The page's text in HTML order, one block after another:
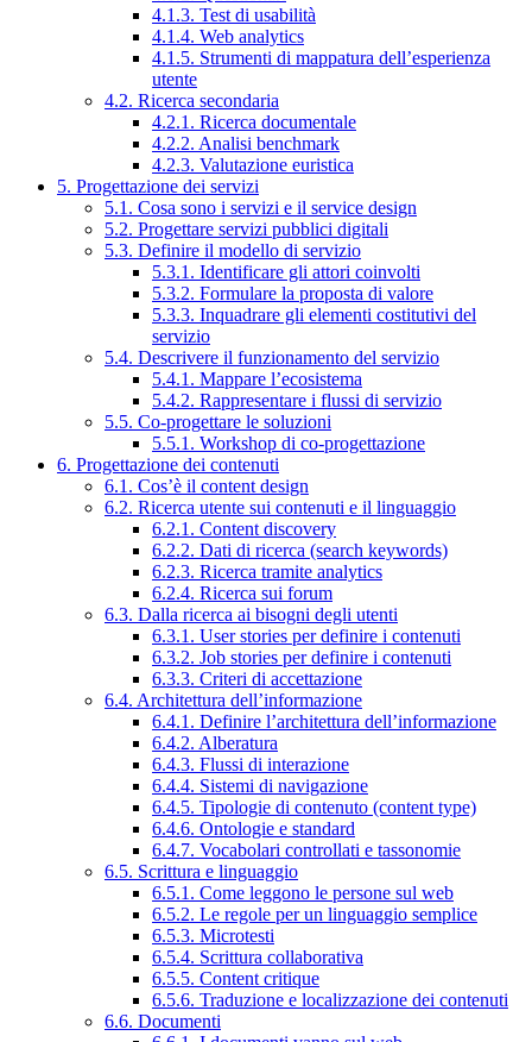
4.1.3. Test di usabilità
4.1.4. Web analytics
4.1.5. Strumenti di mappatura dell’esperienza
utente
4.2. Ricerca secondaria
4.2.1. Ricerca documentale
4.2.2. Analisi benchmark
4.2.3. Valutazione euristica
5. Progettazione dei servizi
5.1. Cosa sono i servizi e il service design
5.2. Progettare servizi pubblici digitali
5.3. Definire il modello di servizio
5.3.1. Identificare gli attori coinvolti
5.3.2. Formulare la proposta di valore
5.3.3. Inquadrare gli elementi costitutivi del
servizio
5.4. Descrivere il funzionamento del servizio
5.4.1. Mappare l’ecosistema
5.4.2. Rappresentare i flussi di servizio
5.5. Co-progettare le soluzioni
5.5.1. Workshop di co-progettazione
6. Progettazione dei contenuti
6.1. Cos’è il content design
6.2. Ricerca utente sui contenuti e il linguaggio
6.2.1. Content discovery
6.2.2. Dati di ricerca (search keywords)
6.2.3. Ricerca tramite analytics
6.2.4. Ricerca sui forum
6.3. Dalla ricerca ai bisogni degli utenti
6.3.1. User stories per definire i contenuti
6.3.2. Job stories per definire i contenuti
6.3.3. Criteri di accettazione
6.4. Architettura dell’informazione
6.4.1. Definire l’architettura dell’informazione
6.4.2. Alberatura
6.4.3. Flussi di interazione
6.4.4. Sistemi di navigazione
6.4.5. Tipologie di contenuto (content type)
6.4.6. Ontologie e standard
6.4.7. Vocabolari controllati e tassonomie
6.5. Scrittura e linguaggio
6.5.1. Come leggono le persone sul web
6.5.2. Le regole per un linguaggio semplice
6.5.3. Microtesti
6.5.4. Scrittura collaborativa
6.5.5. Content critique
6.5.6. Traduzione e localizzazione dei contenuti
6.6. Documenti